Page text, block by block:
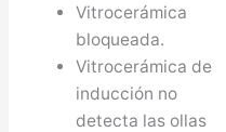
Vitrocerámica
bloqueada.
Vitrocerámica de
inducción no
detecta las ollas